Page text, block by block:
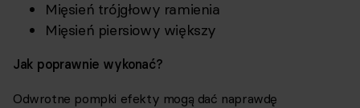
Mięsień trójgłowy ramienia
Mięsień piersiowy większy
Jak poprawnie wykonać?
Odwrotne pompki efekty mogą dać naprawdę